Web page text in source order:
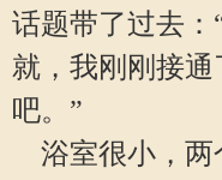
话题带了过去
就，我刚刚接
吧。”
浴室很小，两